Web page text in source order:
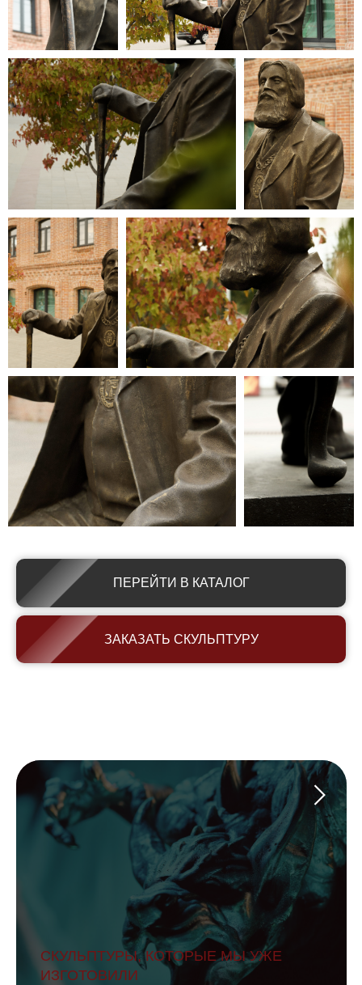
ПЕРЕЙТИ В КАТАЛОГ
ЗАКАЗАТЬ СКУЛЬПТУРУ
СКУЛЬПТУРЫ, КОТОРЫЕ МЫ УЖЕ
ИЗГОТОВИЛИ